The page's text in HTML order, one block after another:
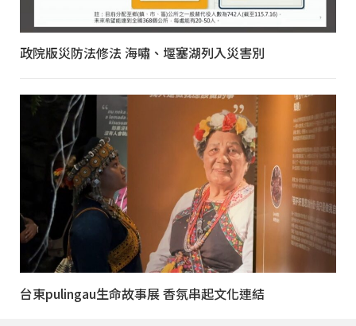
政院版災防法修法 海嘯、堰塞湖列入災害別
台東pulingau生命故事展 香氛串起文化連結